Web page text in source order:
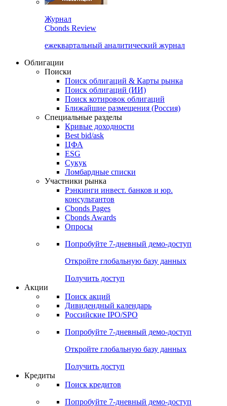
Cbonds Review
ежеквартальный аналитический журнал
Облигации
Поиски
Поиск облигаций & Карты рынка
Поиск облигаций (ИИ)
Поиск котировок облигаций
Ближайшие размещения (Россия)
Специальные разделы
Кривые доходности
Best bid/ask
ЦФА
ESG
Сукук
Ломбардные списки
Участники рынка
Рэнкинги инвест. банков и юр.
Cbonds Pages
Опросы
Попробуйте7-дневный
Откройте глобальную базу данных
Получить доступ
Поиск акций
Российские IPO/SPO
Попробуйте7-дневный
Откройте глобальную базу данных
Получить доступ